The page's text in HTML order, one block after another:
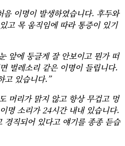
음 이명이 발생하였습니다. 후두와
고 목 움직임에 따라 통증이 있기
앞에 둥글게 잘 안보이고 뭔가 떠
벌레소리 같은 이명이 들립니다.
고 있습니다.”
머리가 맑지 않고 항상 무겁고 멍
명 소리가 24시간 내내 있습니다.
직되어 있다고 얘기를 종종 듣습